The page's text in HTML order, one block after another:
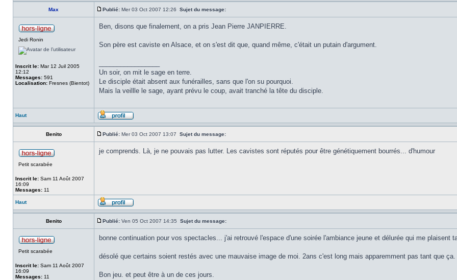
Max Publié: Mer 03 Oct 2007 12:26 Sujet du message:
Jedi Ronin
Inscrit le: Mar 12 Juil 2005
12:12
Messages: 591
Localisation: Fresnes (Bientot)
Ben, disons que finalement, on a pris Jean Pierre JANPIERRE.
Son père est caviste en Alsace, et on s'est dit que, quand même, c'était un putain d'argument.
Un soir, on mit le sage en terre.
Le disciple était absent aux funérailles, sans que l'on su pourquoi.
Mais la veillle le sage, ayant prévu le coup, avait tranché la tête du disciple.
Haut
Benito Publié: Mer 03 Oct 2007 13:07 Sujet du message:
Petit scarabée
Inscrit le: Sam 11 Août 2007
16:09
Messages: 11
je comprends. Là, je ne pouvais pas lutter. Les cavistes sont réputés pour être génétiquement bourrés... d'humour
Haut
Benito Publié: Ven 05 Oct 2007 14:35 Sujet du message:
Petit scarabée
Inscrit le: Sam 11 Août 2007
16:09
Messages: 11
bonne continuation pour vos spectacles... j'ai retrouvé l'espace d'une soirée l'ambiance jeune et délurée qui me plaisent
désolé que certains soient restés avec une mauvaise image de moi. 2ans c'est long mais apparemment pas tant que ça.
Bon jeu. et peut être à un de ces jours.